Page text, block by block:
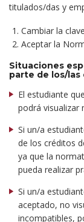
titulados/das y
Cambiar la
Aceptar la
Situaciones
parte de los/
El estudiante
podrá visualizar
Si un/a
de los créditos
ya que la
pueda realizar
Si un/a
aceptado, no
incompatibles,